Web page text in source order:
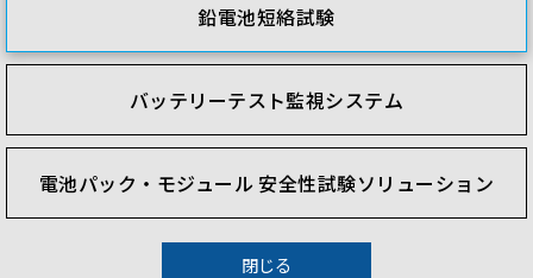
鉛電池短絡試験
バッテリーテスト監視システム
電池パック・モジュール 安全性試験ソリューション
閉じる